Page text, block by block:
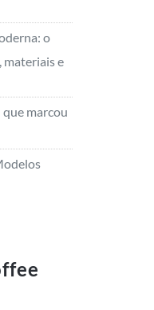
o
materiais e
marcou